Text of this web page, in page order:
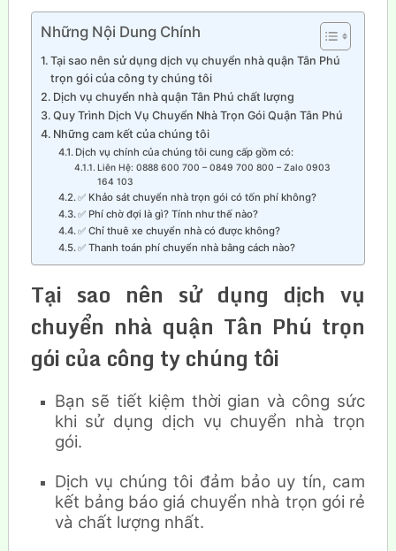
Những Nội Dung Chính
Tại sao nên sử dụng dịch vụ chuyển nhà quận Tân Phú
trọn gói của công ty chúng tôi
Dịch vụ chuyển nhà quận Tân Phú chất lượng
Quy Trình Dịch Vụ Chuyển Nhà Trọn Gói Quận Tân Phú
Những cam kết của chúng tôi
Dịch vụ chính của chúng tôi cung cấp gồm có:
Liên Hệ: 0888 600 700 – 0849 700 800 – Zalo 0903
164 103
✅ Khảo sát chuyển nhà trọn gói có tốn phí không?
✅ Phí chờ đợi là gì? Tính như thế nào?
✅ Chỉ thuê xe chuyển nhà có được không?
✅ Thanh toán phí chuyển nhà bằng cách nào?
Tại sao nên sử dụng dịch vụ
chuyển nhà quận Tân Phú trọn
gói của công ty chúng tôi
Bạn sẽ tiết kiệm thời gian và công sức
khi sử dụng dịch vụ chuyển nhà trọn
gói.
Dịch vụ chúng tôi đảm bảo uy tín, cam
kết bảng báo giá chuyển nhà trọn gói rẻ
và chất lượng nhất.